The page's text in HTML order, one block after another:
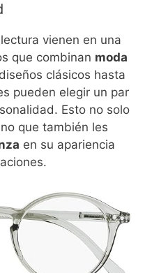
vienen en una
que combinan moda
clásicos hasta
pueden elegir un par
Esto no solo
que también les
en su apariencia